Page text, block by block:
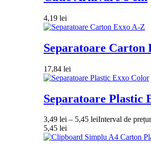
4,19 lei
Separatoare Carton
17,84 lei
Separatoare Plastic
3,49 lei – 5,45 leiInterval de
5,45 lei